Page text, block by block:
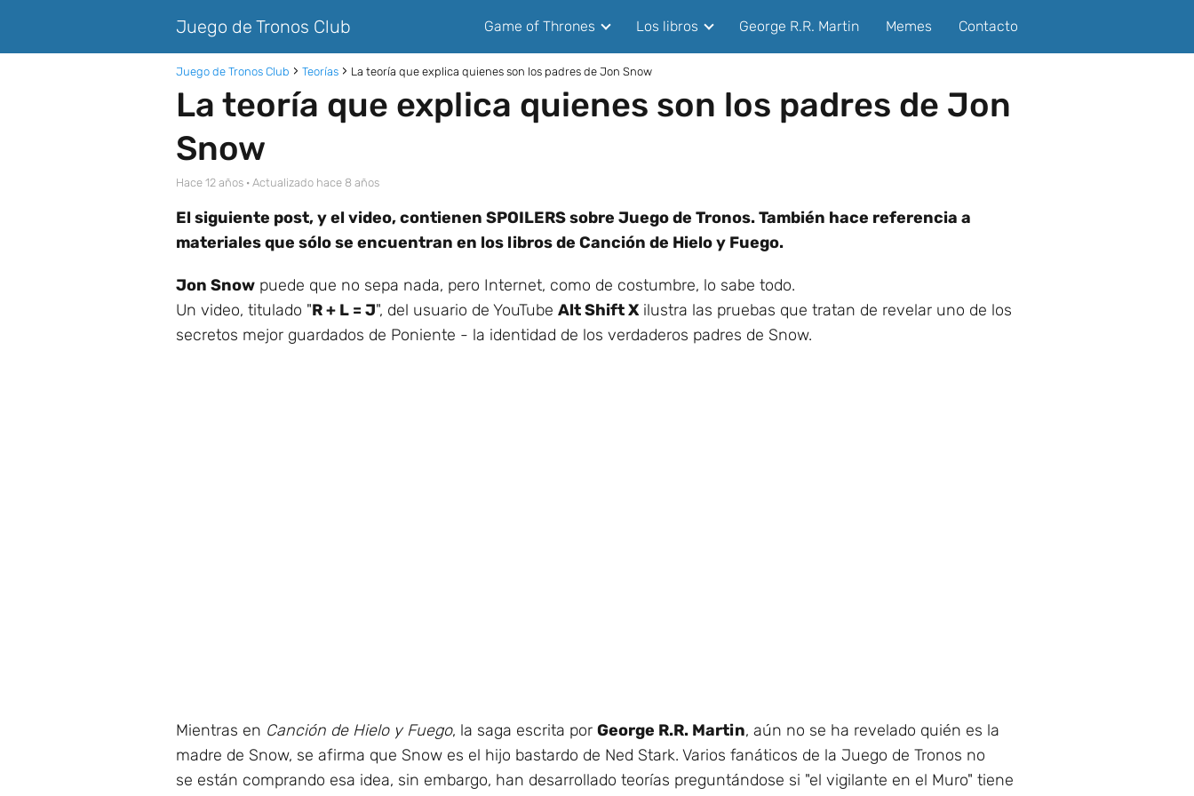
Juego de Tronos Club Game of Thrones Los libros George R.R. Martin Memes Contacto
Juego de Tronos Club Teorías La teoría que explica quienes son los padres de Jon Snow
La teoría que explica quienes son los padres de Jon
Snow
hace 12 años · Actualizado hace 8 años
El siguiente post, y el video, contienen SPOILERS sobre Juego de Tronos. También hace referencia a
materiales que sólo se encuentran en los libros de Canción de Hielo y Fuego.
Jon Snow puede que no sepa nada, pero Internet, como de costumbre, lo sabe todo.
Un video, titulado "R + L = J", del usuario de YouTube Alt Shift Xilustra las pruebas que tratan de revelar uno de los
secretos mejor guardados de Poniente - la identidad de los verdaderos padres de Snow.
Mientras en Canción de Hielo y Fuego, la saga escrita por George R.R. Martin, aún no se ha revelado quién es la
madre de Snow, se afirma que Snow es el hijo bastardo de Ned Stark. Varios fanáticos de la Juego de Tronos no
se están comprando esa idea, sin embargo, han desarrollado teorías preguntándose si "el vigilante en el Muro" tiene